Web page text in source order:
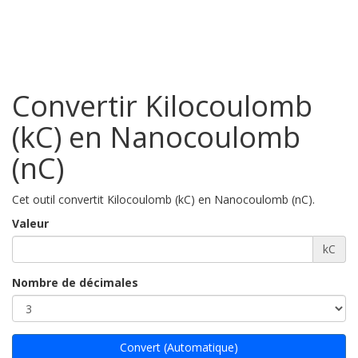
Convertir Kilocoulomb
(kC) en Nanocoulomb
(nC)
Cet outil convertit Kilocoulomb (kC) en Nanocoulomb (nC).
Valeur
kC
Nombre de décimales
Convert (Automatique)